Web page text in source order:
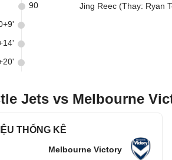
Jing Reec (Thay: Ryan
90
Jets vs Melbourne
THỐNG KÊ
Melbourne Victory